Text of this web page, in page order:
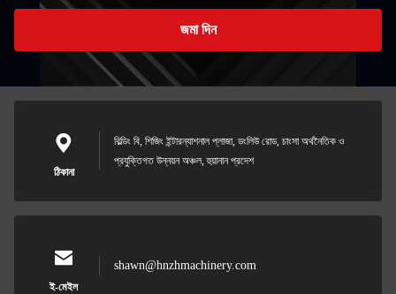
জমা দিন
ঠিকানা
বিল্ডিং বি, শিজিং ইন্টারন্যাশনাল প্লাজা, ডংলিউ রোড, চাংসা অর্থনৈতিক ও
প্রযুক্তিগত উন্নয়ন অঞ্চল, হুয়ানান প্রদেশ
ই-মেইল
shawn@hnzhmachinery.com